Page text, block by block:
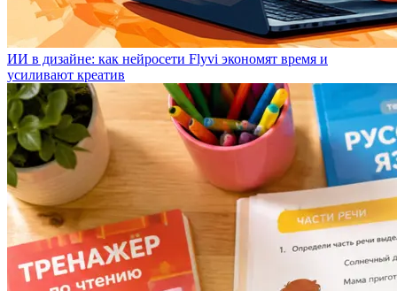
ИИ в дизайне: как нейросети Flyvi экономят время и
усиливают креатив